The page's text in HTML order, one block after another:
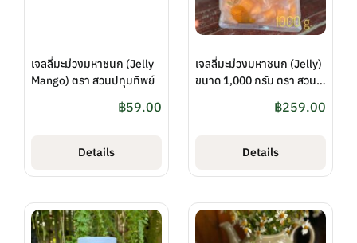
เจลลี่มะม่วงมหาชนก (Jelly
Mango) ตรา สวนปทุมทิพย์
฿59.00
Details
เจลลี่มะม่วงมหาชนก (Jelly)
ขนาด 1,000 กรัม ตรา สวน
฿259.00
Details